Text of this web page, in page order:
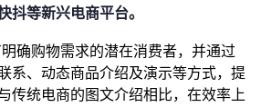
抖等新兴电商平台。
确购物需求的潜在消费者，并通过
系、动态商品介绍及演示等方式，提
传统电商的图文介绍相比，在效率上